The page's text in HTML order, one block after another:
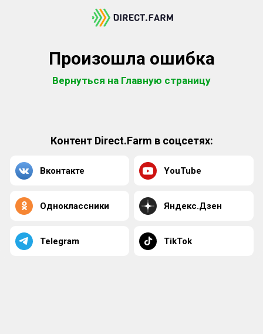
Произошла ошибка
Вернуться на Главную страницу
Контент Direct.Farm в соцсетях:
Вконтакте YouTube
Одноклассники Яндекс.Дзен
Telegram TikTok